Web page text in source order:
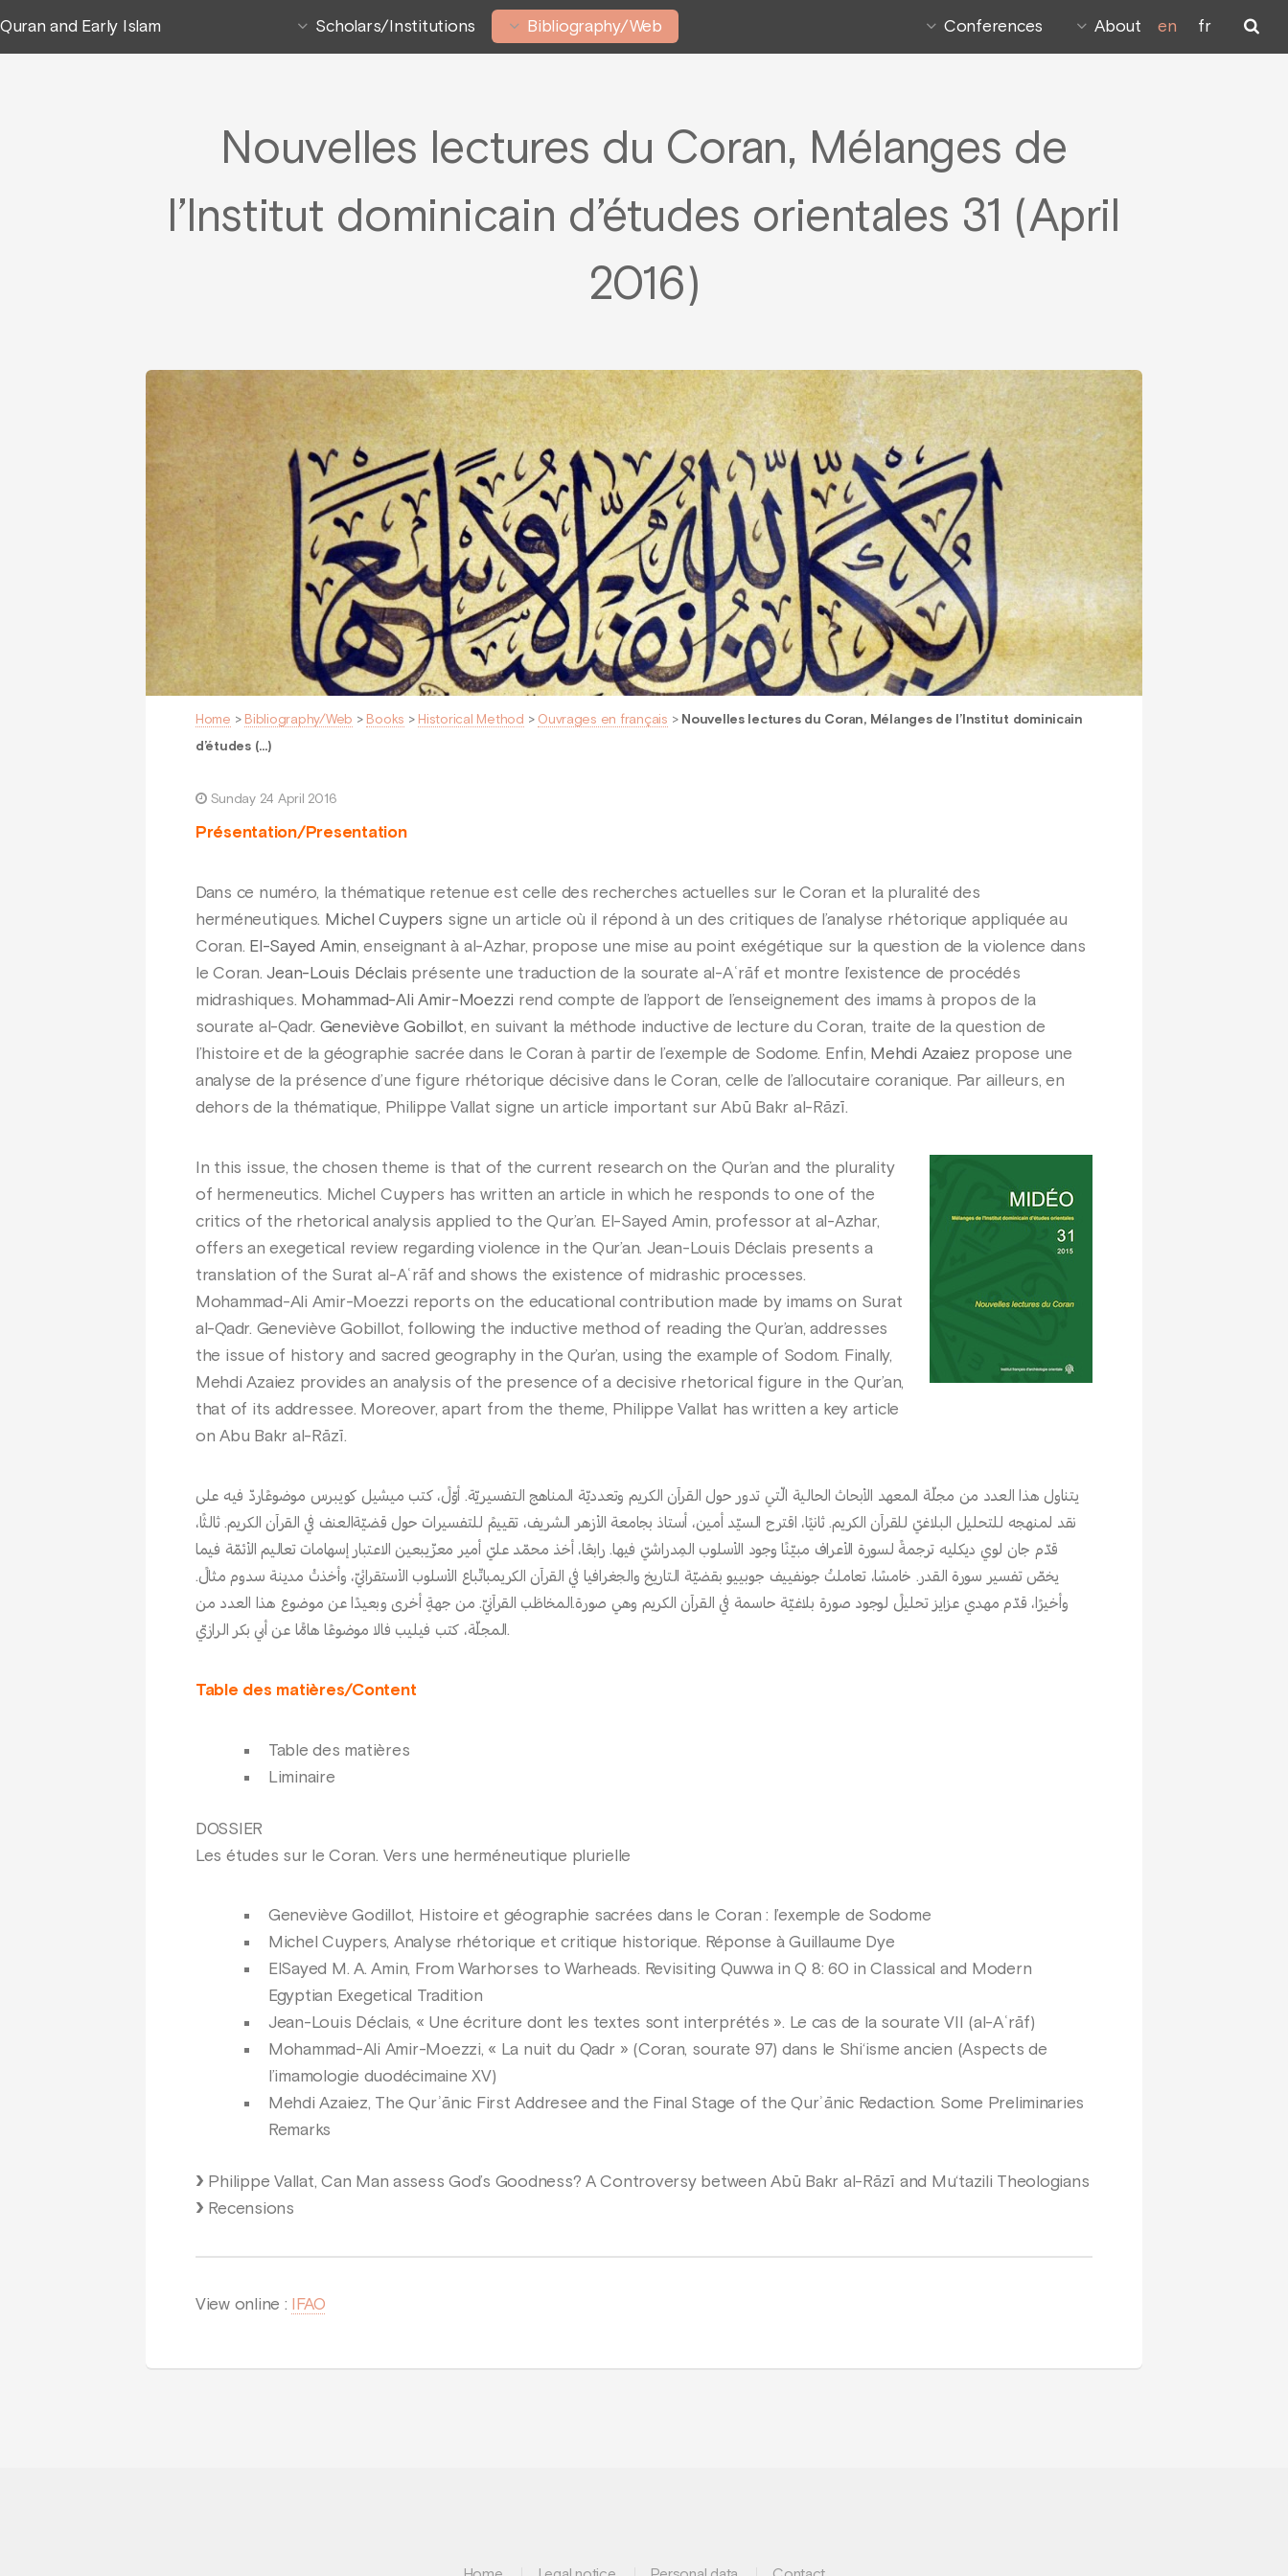
Quran and Early Islam Scholars/Institutions Bibliography/Web Conferences About en fr
Nouvelles lectures du Coran, Mélanges de
l’Institut dominicain d’études orientales 31 (April
2016)
Home > Bibliography/Web > Books > Historical Method > Ouvrages en français > Nouvelles lectures du Coran, Mélanges de l’Institut dominicain
d’études (…)
Sunday 24 April 2016
Présentation/Presentation
Dans ce numéro, la thématique retenue est celle des recherches actuelles sur le Coran et la pluralité des
herméneutiques. Michel Cuypers signe un article où il répond à un des critiques de l’analyse rhétorique appliquée au
Coran. El-Sayed Amin, enseignant à al-Azhar, propose une mise au point exégétique sur la question de la violence dans
le Coran.Jean-Louis Déclais présente une traduction de la sourate al-Aʿrāf et montre l’existence de procédés
midrashiques. Mohammad-Ali Amir-Moezzi rend compte de l’apport de l’enseignement des imams à propos de la
sourate al-Qadr. Geneviève Gobillot, en suivant la méthode inductive de lecture du Coran, traite de la question de
l’histoire et de la géographie sacrée dans le Coran à partir de l’exemple de Sodome. Enfin, Mehdi Azaiez propose une
analyse de la présence d’une figure rhétorique décisive dans le Coran, celle de l’allocutaire coranique. Par ailleurs, en
dehors de la thématique, Philippe Vallat signe un article important sur Abū Bakr al-Rāzī.
In this issue, the chosen theme is that of the current research on the Qur’an and the plurality
of hermeneutics. Michel Cuypers has written an article in which he responds to one of the
critics of the rhetorical analysis applied to the Qur’an. El-Sayed Amin, professor at al-Azhar,
offers an exegetical review regarding violence in the Qur’an. Jean-Louis Déclais presents a
translation of the Surat al-Aʿrāf and shows the existence of midrashic processes.
Mohammad-Ali Amir-Moezzi reports on the educational contribution made by imams on Surat
al-Qadr. Geneviève Gobillot, following the inductive method of reading the Qur’an, addresses
the issue of history and sacred geography in the Qur’an, using the example of Sodom. Finally,
Mehdi Azaiez provides an analysis of the presence of a decisive rhetorical figure in the Qur’an,
that of its addressee. Moreover, apart from the theme, Philippe Vallat has written a key article
on Abu Bakr al-Rāzī.
يتناول هذا العدد من مجلّة المعهد الأبحاث الحالية الّتي تدور حول القرآن الكريم وتعدديّة المناهج التفسيريّة. أوّلً، كتب ميشيل كويبرس موضوعًاردّ فيه على
نقد لمنهجه للتحليل البلاغيّ للقرآن الكريم. ثانيًا، اقترح السيّد أمين، أستاذ بجامعة الأزهر الشريف، تقييمً للتفسيرات حول قضيّةالعنف في القرآن الكريم. ثالثًا،
قدّم جان لوي ديكليه ترجمةً لسورة الأعراف مبيّنًا وجود الأسلوب المِدراشيّ فيها. رابعًا، أخذ محمّد عليّ أمير معزّيبعين الاعتبار إسهامات تعاليم الأئمّة فيما
يخصّ تفسير سورة القدر. خامسًا، تعاملتْ جونفييف جوبييو بقضيّة التاريخ والجغرافيا في القرآن الكريمباتّباع الأسلوب الأستقرائيّ، وأخذتْ مدينة سدوم مثالً.
وأخيرًا، قدّم مهدي عزايز تحليلً لوجود صورة بلاغيّة حاسمة في القرآن الكريم وهي صورة.المخاطَب القرآنيّ. من جهةٍ أخرى وبعيدًا عن موضوع هذا العدد من
المجلّة، كتب فيليب فالا موضوعًا هامًّا عن أبي بكر الرازيّ.
Table des matières/Content
Table des matières
Liminaire
DOSSIER
Les études sur le Coran. Vers une herméneutique plurielle
Geneviève Godillot, Histoire et géographie sacrées dans le Coran : l’exemple de Sodome
Michel Cuypers, Analyse rhétorique et critique historique. Réponse à Guillaume Dye
ElSayed M. A. Amin, From Warhorses to Warheads. Revisiting Quwwa in Q 8: 60 in Classical and Modern
Egyptian Exegetical Tradition
Jean-Louis Déclais, « Une écriture dont les textes sont interprétés ». Le cas de la sourate VII (al-Aʿrāf)
Mohammad-Ali Amir-Moezzi, « La nuit du Qadr » (Coran, sourate 97) dans le Shi‘isme ancien (Aspects de
l’imamologie duodécimaine XV)
Mehdi Azaiez, The Qurʾānic First Addresee and the Final Stage of the Qurʾānic Redaction. Some Preliminaries
Remarks
Philippe Vallat, Can Man assess God’s Goodness? A Controversy between Abū Bakr al-Rāzī and Mu‘tazili Theologians
Recensions
View online : IFAO